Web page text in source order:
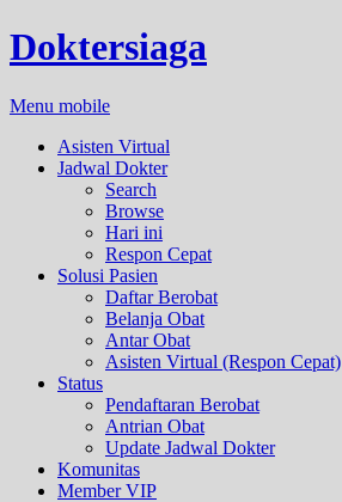
Doktersiaga
Menu mobile
Asisten Virtual
Jadwal Dokter
Search
Browse
Hari ini
Respon Cepat
Solusi Pasien
Daftar Berobat
Belanja Obat
Antar Obat
Asisten Virtual (Respon Cepat)
Status
Pendaftaran Berobat
Antrian Obat
Update Jadwal Dokter
Komunitas
Member VIP